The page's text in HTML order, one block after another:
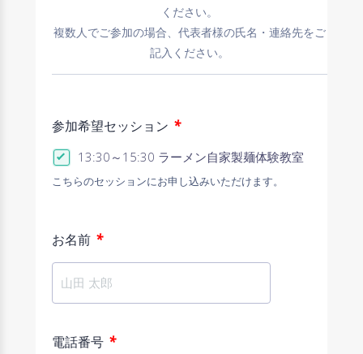
ください。
複数人でご参加の場合、代表者様の氏名・連絡先をご
記入ください。
参加希望セッション *
13:30～15:30 ラーメン自家製麺体験教室
こちらのセッションにお申し込みいただけます。
お名前 *
電話番号 *